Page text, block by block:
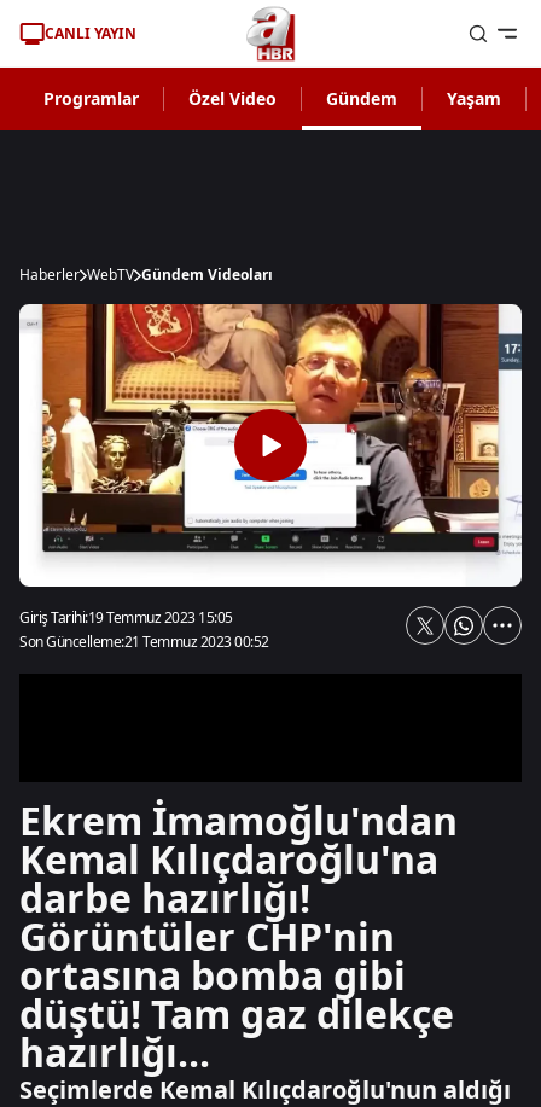
CANLI YAYIN
Programlar Özel Video Gündem Yaşam
Haberler WebTV Gündem Videoları
Giriş Tarihi:19 Temmuz 2023 15:05
Son Güncelleme:21 Temmuz 2023 00:52
Ekrem İmamoğlu'ndan
Kemal Kılıçdaroğlu'na
darbe hazırlığı!
Görüntüler CHP'nin
ortasına bomba gibi
düştü! Tam gaz dilekçe
hazırlığı...
Seçimlerde Kemal Kılıçdaroğlu'nun aldığı